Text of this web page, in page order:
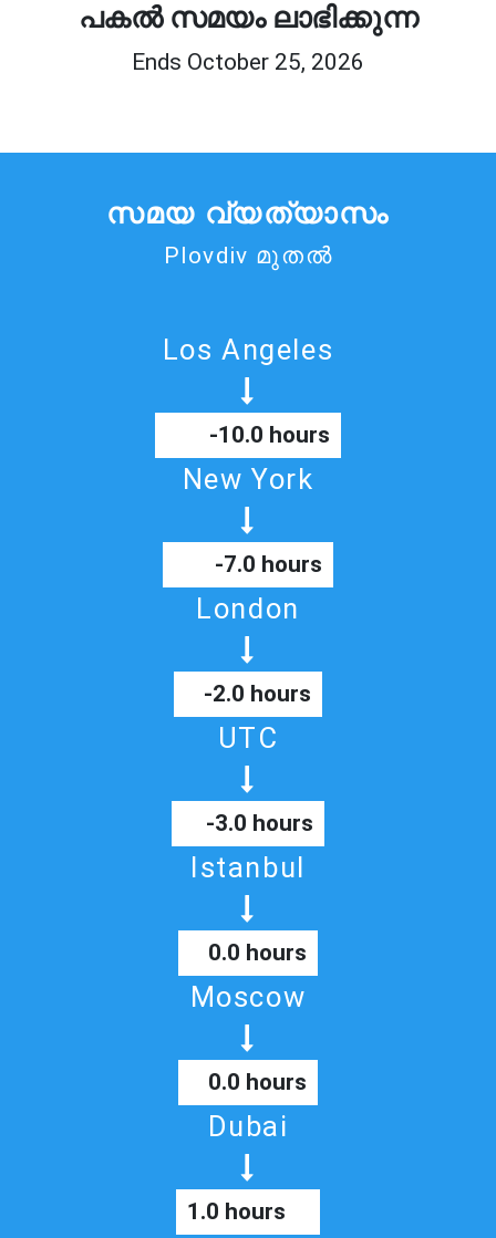
പകൽ സമയം ലാഭിക്കുന്ന
Ends October 25, 2026
സമയ വ്യത്യാസം
Plovdiv മുതൽ
Los Angeles
-10.0 hours
New York
-7.0 hours
London
-2.0 hours
UTC
-3.0 hours
Istanbul
0.0 hours
Moscow
0.0 hours
Dubai
1.0 hours